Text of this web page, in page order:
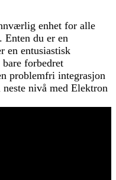
enhet for alle
Enten du er en
en entusiastisk
forbedret
problemfri integrasjon
nivå med Elektron